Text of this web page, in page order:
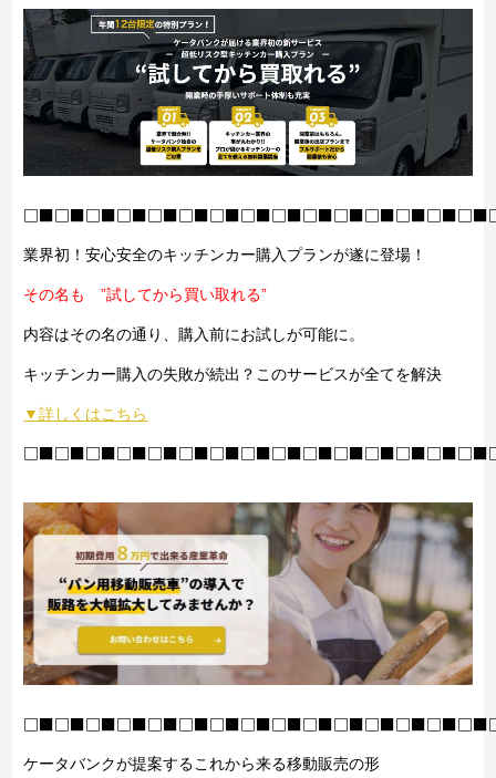
業界初！安心安全のキッチンカー購入プランが遂に登場！
その名も ”試してから買い取れる”
内容はその名の通り、購入前にお試しが可能に。
キッチンカー購入の失敗が続出？このサービスが全てを解決
▼詳しくはこちら
ケータバンクが提案するこれから来る移動販売の形